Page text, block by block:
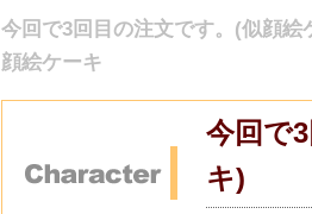
今回で3回目の注文です。(似顔
顔絵ケーキ
今回で
キ)